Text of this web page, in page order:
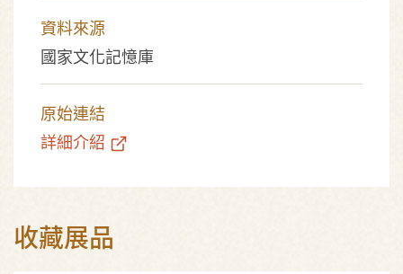
資料來源
國家文化記憶庫
原始連結
詳細介紹
收藏展品